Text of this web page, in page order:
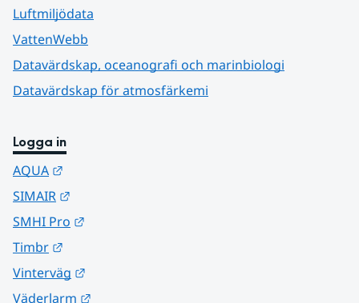
Luftmiljödata
VattenWebb
Datavärdskap, oceanografi och marinbiologi
Datavärdskap för atmosfärkemi
Logga in
AQUA
SIMAIR
SMHI Pro
Timbr
Vinterväg
Väderlarm